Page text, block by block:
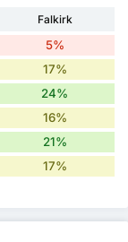
Falkirk
5%
17%
24%
16%
21%
17%